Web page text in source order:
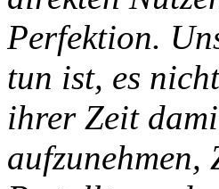
Perfektion.
tun ist, es
ihrer Zeit